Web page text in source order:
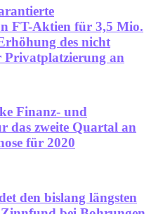
FT-Aktien für 3,5 Mio.
des nicht
Privatplatzierung an
Finanz- und
das zweite Quartal an
für 2020
den bislang längsten